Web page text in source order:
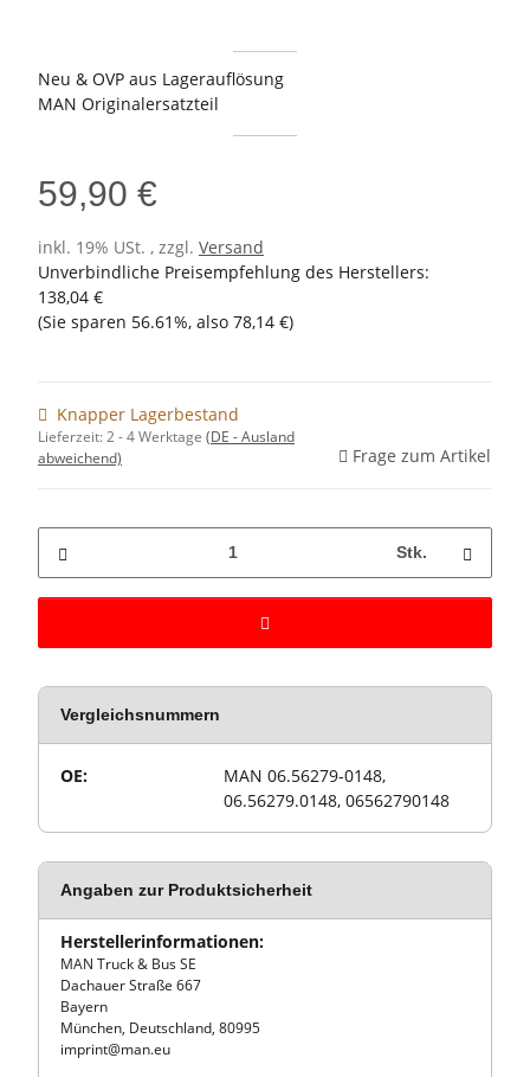
Neu & OVP aus Lagerauflösung
MAN Originalersatzteil
59,90 €
inkl. 19% USt. , zzgl. Versand
Unverbindliche Preisempfehlung des Herstellers:
138,04 €
(Sie sparen 56.61%, also 78,14 €)
Knapper Lagerbestand
Lieferzeit:2 - 4 Werktage (DE - Ausland
abweichend)
Frage zum Artikel
Stk.
Vergleichsnummern
Produkteigenschaft
Wert
OE:
MAN 06.56279-0148,
06.56279.0148, 06562790148
Angaben zur Produktsicherheit
Herstellerinformationen:
MAN Truck & Bus SE
Dachauer Straße 667
Bayern
München, Deutschland, 80995
imprint@man.eu